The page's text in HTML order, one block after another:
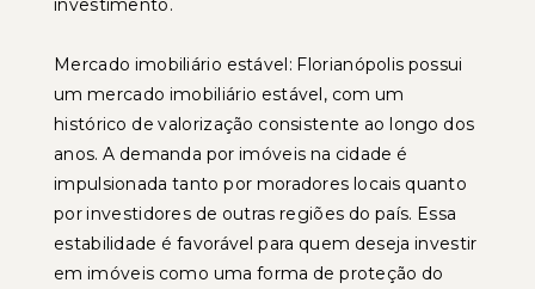
investimento.
Mercado imobiliário estável: Florianópolis possui
um mercado imobiliário estável, com um
histórico de valorização consistente ao longo dos
anos. A demanda por imóveis na cidade é
impulsionada tanto por moradores locais quanto
por investidores de outras regiões do país. Essa
estabilidade é favorável para quem deseja investir
em imóveis como uma forma de proteção do